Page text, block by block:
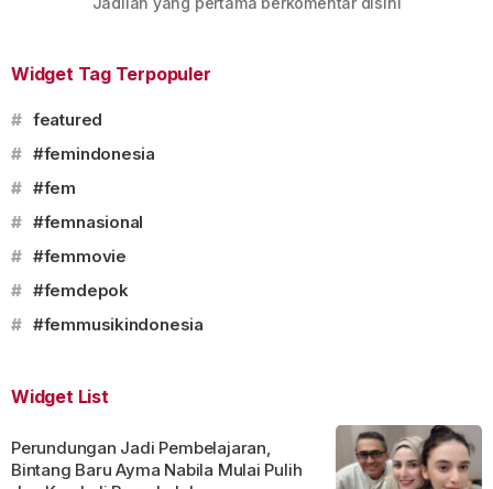
Widget Tag Terpopuler
# featured
# #femindonesia
# #fem
# #femnasional
# #femmovie
# #femdepok
# #femmusikindonesia
Widget List
Perundungan Jadi Pembelajaran,
Bintang Baru Ayma Nabila Mulai Pulih